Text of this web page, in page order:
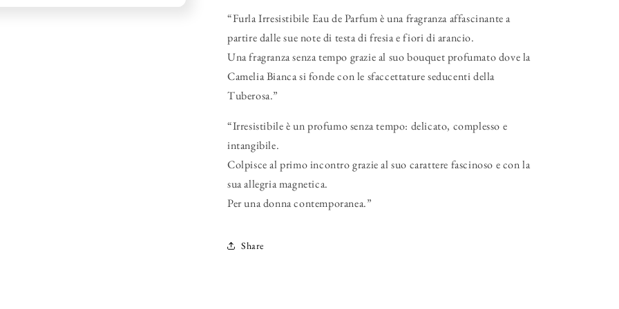
“Furla Irresistibile Eau de Parfum è una fragranza affascinante a
partire dalle sue note di testa di fresia e fiori di arancio.
Una fragranza senza tempo grazie al suo bouquet profumato dove la
Camelia Bianca si fonde con le sfaccettature seducenti della
Tuberosa.”
“Irresistibile è un profumo senza tempo: delicato, complesso e
intangibile.
Colpisce al primo incontro grazie al suo carattere fascinoso e con la
sua allegria magnetica.
Per una donna contemporanea.”
Share